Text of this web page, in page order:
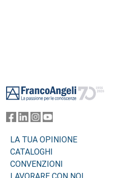
LA TUA OPINIONE
CATALOGHI
CONVENZIONI